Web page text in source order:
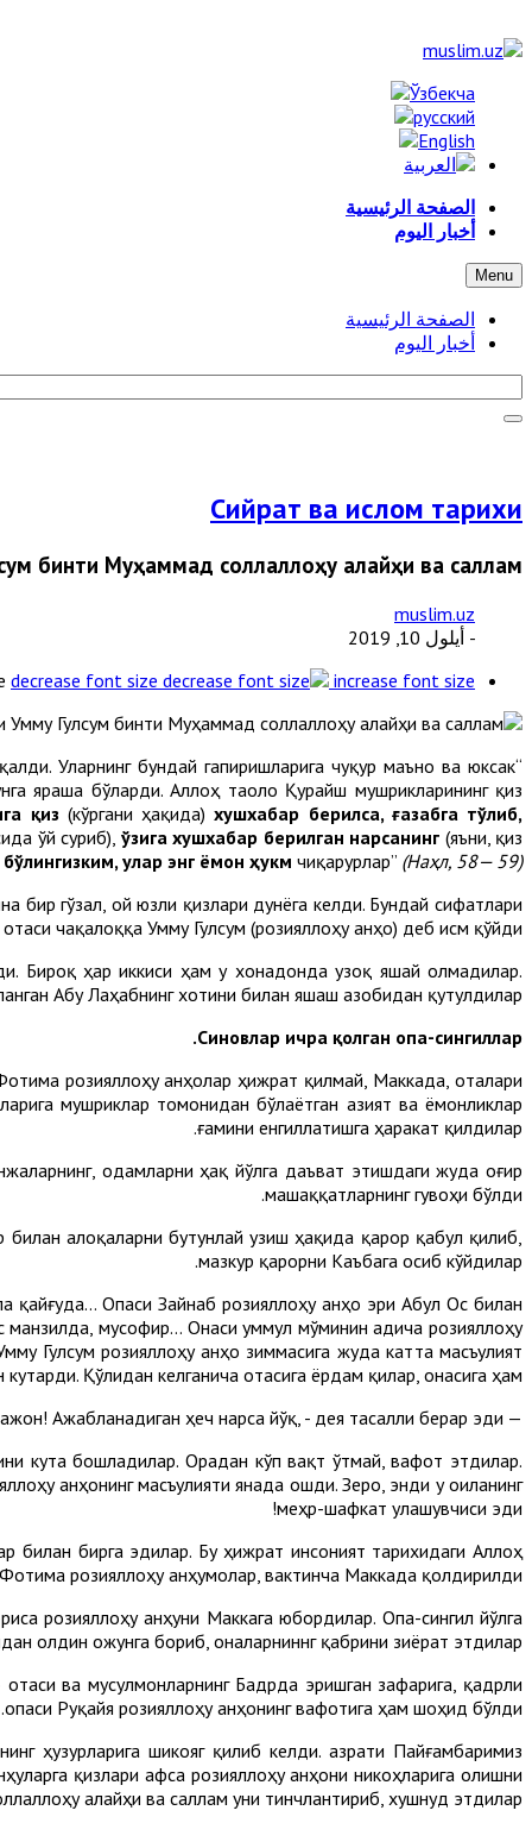
الصفحة الرئيسية
أخبار اليوم
Menu
الصفحة الرئيسية
أخبار اليوم
Сийрат ва ислом тарихи
бинти Муҳаммад соллаллоҳу алайҳи ва саллам
muslim.uz
- أيلول 10, 2019
decrease font size increase font size
Уларнинг бундай гапиришларига чуқур маъно ва юксак
яраша бўларди. Аллоҳ таоло Қурайш мушрикларининг қиз
қиз (кўргани ҳақида)хушхабар берилса, ғазабга тўлиб,
ўй суриб), ўзига хушхабар берилган нарсанинг (яъни, қиз
улар энг ёмон ҳукм чиқарурлар” (Наҳл, 58— 59).
бир гўзал, ой юзли қизлари дунёга келди. Бундай сифатлари
чақалоққа Умму Гулсум (розияллоҳу анҳо) деб исм қўйди.
Бироқ ҳар иккиси ҳам у хонадонда узоқ яшай олмадилар.
Абу Лаҳабнинг хотини билан яшаш азобидан қутулдилар.
Синовлар ичра қолган опа-сингиллар.
розияллоҳу анҳолар ҳижрат қилмай, Маккада, оталари
мушриклар томонидан бўлаётган азият ва ёмонликлар
ғамини енгиллатишга ҳаракат қилдилар.
одамларни ҳақ йўлга даъват этишдаги жуда оғир
машаққатларнинг гувоҳи бўлди.
билан алоқаларни бутунлай узиш ҳақида қарор қабул қилиб,
мазкур қарорни Каъбага осиб кўйдилар.
Опаси Зайнаб розияллоҳу анҳо эри Абул Ос билан
мусофир... Онаси уммул мўминин Ҳадича розияллоҳу
Гулсум розияллоҳу анҳо зиммасига жуда катта масъулият
Қўлидан келганича отасига ёрдам қилар, онасига ҳам:
— Хафа бўлманг, онажон! Ажабланадиган ҳеч нарса йўқ, - дея тасалли берар эди.
кута бошладилар. Орадан кўп вақт ўтмай, вафот этдилар.
анҳонинг масъулияти янада ошди. Зеро, энди у оиланинг
меҳр-шафкат улашувчиси эди!
бирга эдилар. Бу ҳижрат инсоният тарихидаги Аллоҳ
розияллоҳу анҳумолар, вактинча Маккада қолдирилди.
розияллоҳу анҳуни Маккага юбордилар. Опа-сингил йўлга
олдин Ҳожунга бориб, оналарниннг қабрини зиёрат этдилар.
ва мусулмонларнинг Бадрда эришган зафарига, қадрли
опаси Руқайя розияллоҳу анҳонинг вафотига ҳам шоҳид бўлди.
ҳузурларига шикояг қилиб келди. Ҳазрати Пайғамбаримиз
қизлари Ҳафса розияллоҳу анҳони никоҳларига олишни
алайҳи ва саллам уни тинчлантириб, хушнуд этдилар.